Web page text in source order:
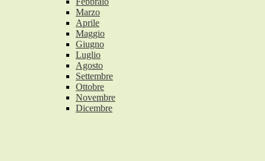
Marzo
Aprile
Maggio
Giugno
Luglio
Agosto
Settembre
Ottobre
Novembre
Dicembre